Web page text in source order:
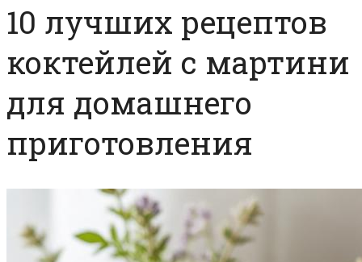
10 лучших рецептов
коктейлей с мартини
для домашнего
приготовления